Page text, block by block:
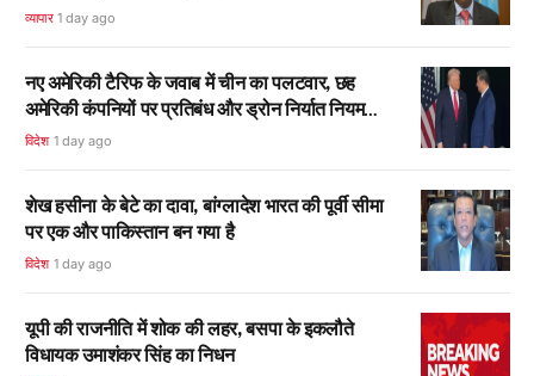
व्यापार 1 day ago
नए अमेरिकी टैरिफ के जवाब में चीन का पलटवार, छह
अमेरिकी कंपनियों पर प्रतिबंध और ड्रोन निर्यात नियम
सख्त
विदेश 1 day ago
शेख हसीना के बेटे का दावा, बांग्लादेश भारत की पूर्वी सीमा
पर एक और पाकिस्तान बन गया है
विदेश 1 day ago
यूपी की राजनीति में शोक की लहर, बसपा के इकलौते
विधायक उमाशंकर सिंह का निधन